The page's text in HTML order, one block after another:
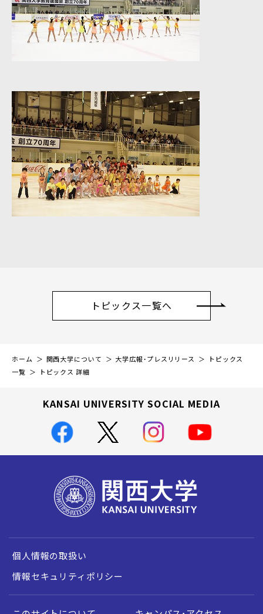
トピックス一覧へ
ホーム 関西大学について 大学広報・プレスリリース
トピックス
一覧
トピックス 詳細
KANSAI UNIVERSITY SOCIAL MEDIA
個人情報の取扱い
情報セキュリティポリシー